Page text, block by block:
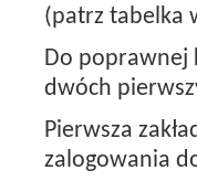
(patrz tabelka
Do poprawnej
dwóch
Pierwsza
zalogowania